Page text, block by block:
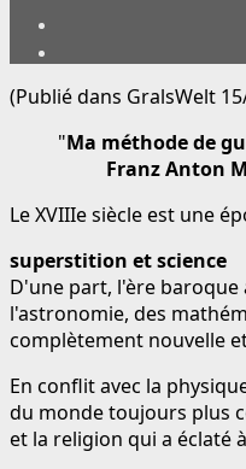
(Publié dans GralsWelt
"Ma méthode de
Franz Anton
Le XVIIIe siècle est une
superstition et science
D'une part, l'ère baroque
l'astronomie, des
complètement nouvelle
En conflit avec la
du monde toujours plus
et la religion qui a éclaté